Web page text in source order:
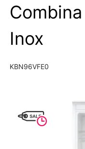
Inox
KBN96VFE0